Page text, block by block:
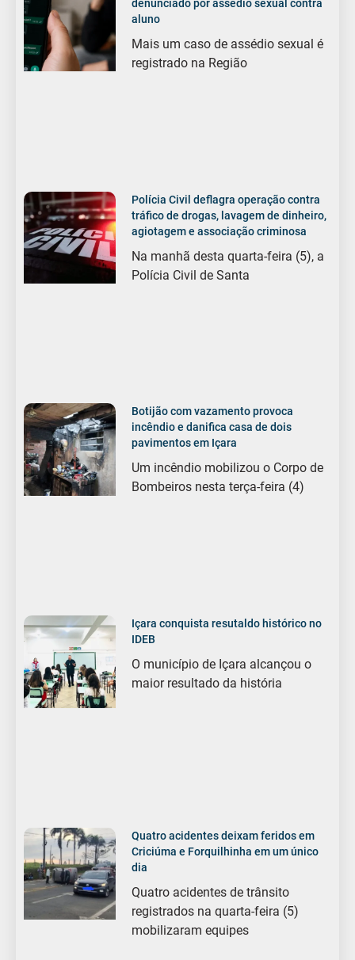
denunciado por assédio sexual contra
aluno
Mais um caso de assédio sexual é
registrado na Região
Polícia Civil deflagra operação contra
tráfico de drogas, lavagem de dinheiro,
agiotagem e associação criminosa
Na manhã desta quarta-feira (5), a
Polícia Civil de Santa
Botijão com vazamento provoca
incêndio e danifica casa de dois
pavimentos em Içara
Um incêndio mobilizou o Corpo de
Bombeiros nesta terça-feira (4)
Içara conquista resutaldo histórico no
IDEB
O município de Içara alcançou o
maior resultado da história
Quatro acidentes deixam feridos em
Criciúma e Forquilhinha em um único
dia
Quatro acidentes de trânsito
registrados na quarta-feira (5)
mobilizaram equipes